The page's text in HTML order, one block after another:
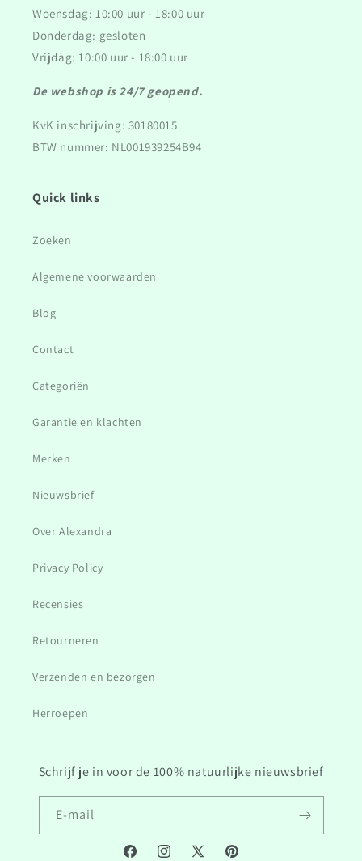
Woensdag: 10:00 uur - 18:00 uur
Donderdag: gesloten
Vrijdag: 10:00 uur - 18:00 uur
De webshop is 24/7 geopend.
KvK inschrijving: 30180015
BTW nummer: NL001939254B94
Quick links
Zoeken
Algemene voorwaarden
Blog
Contact
Categoriën
Garantie en klachten
Merken
Nieuwsbrief
Over Alexandra
Privacy Policy
Recensies
Retourneren
Verzenden en bezorgen
Herroepen
Schrijf je in voor de 100% natuurlijke nieuwsbrief
E‑mail